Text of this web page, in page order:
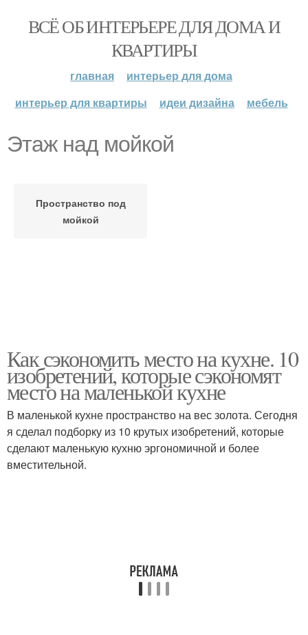
ВСЁ ОБ ИНТЕРЬЕРЕ ДЛЯ ДОМА И
КВАРТИРЫ
главная
интерьер для дома
интерьер для квартиры
идеи дизайна мебель
Этаж над мойкой
Пространство под
мойкой
Как сэкономить место на кухне. 10
изобретений, которые сэкономят
место на маленькой кухне
В маленькой кухне пространство на вес золота. Сегодня
я сделал подборку из 10 крутых изобретений, которые
сделают маленькую кухню эргономичной и более
вместительной.